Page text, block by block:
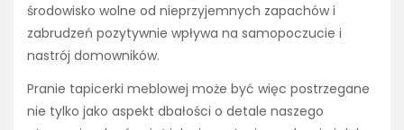
środowisko wolne od nieprzyjemnych zapachów i
zabrudzeń pozytywnie wpływa na samopoczucie i
nastrój domowników.
Pranie tapicerki meblowej może być więc postrzegane
nie tylko jako aspekt dbałości o detale naszego